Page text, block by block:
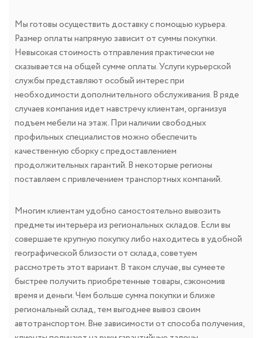
Мы готовы осуществить доставку с помощью курьера.
Размер оплаты напрямую зависит от суммы покупки.
Невысокая стоимость отправления практически не
сказывается на общей сумме оплаты. Услуги курьерской
службы представляют особый интерес при
необходимости дополнительного обслуживания. В ряде
случаев компания идет навстречу клиентам, организуя
подъем мебели на этаж. При наличии свободных
профильных специалистов можно обеспечить
качественную сборку с предоставлением
продолжительных гарантий. В некоторые регионы
поставляем с привлечением транспортных компаний.
Многим клиентам удобно самостоятельно вывозить
предметы интерьера из региональных складов. Если вы
совершаете крупную покупку либо находитесь в удобной
географической близости от склада, советуем
рассмотреть этот вариант. В таком случае, вы сумеете
быстрее получить приобретенные товары, сэкономив
время и деньги. Чем больше сумма покупки и ближе
региональный склад, тем выгоднее вывоз своим
автотранспортом. Вне зависимости от способа получения,